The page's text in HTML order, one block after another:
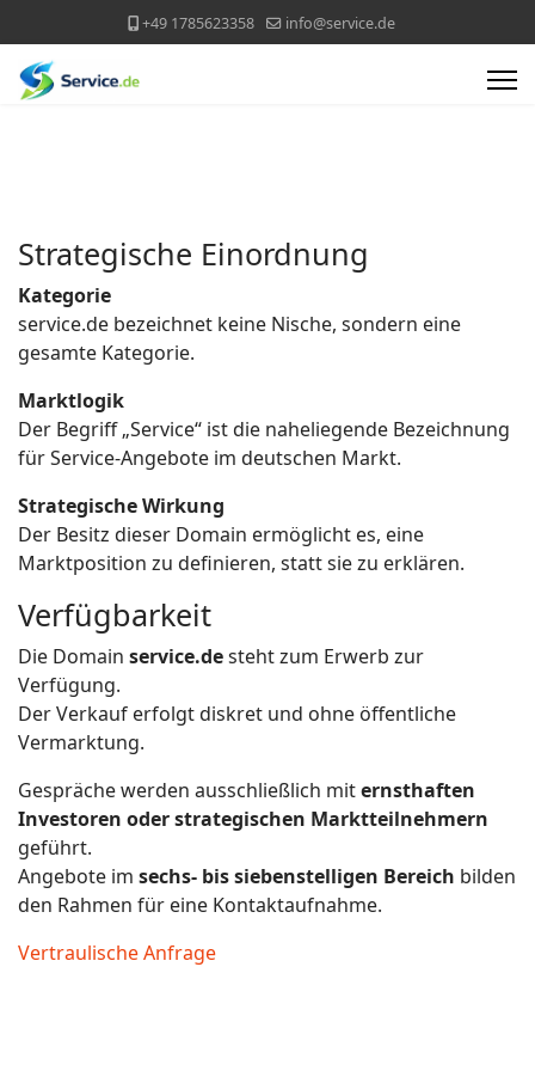
+49 1785623358 info@service.de
Strategische Einordnung
Kategorie
service.de bezeichnet keine Nische, sondern eine
gesamte Kategorie.
Marktlogik
Der Begriff „Service“ ist die naheliegende Bezeichnung
für Service-Angebote im deutschen Markt.
Strategische Wirkung
Der Besitz dieser Domain ermöglicht es, eine
Marktposition zu definieren, statt sie zu erklären.
Verfügbarkeit
Die Domain service.desteht zum Erwerb zur
Verfügung.
Der Verkauf erfolgt diskret und ohne öffentliche
Vermarktung.
Gespräche werden ausschließlich miternsthaften
Investoren oder strategischen Marktteilnehmern
geführt.
Angebote im sechs- bis siebenstelligen Bereich bilden
den Rahmen für eine Kontaktaufnahme.
Vertraulische Anfrage